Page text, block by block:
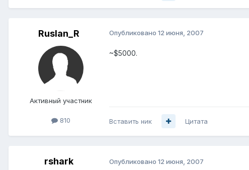
Ruslan_R
Активный участник
810
Опубликовано 12 июня, 2007
~$5000.
Вставить ник Цитата
rshark Опубликовано 12 июня, 2007